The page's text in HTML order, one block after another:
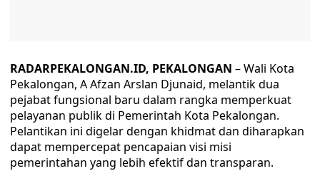
RADARPEKALONGAN.ID, PEKALONGAN – Wali Kota
Pekalongan, A Afzan Arslan Djunaid, melantik dua
pejabat fungsional baru dalam rangka memperkuat
pelayanan publik di Pemerintah Kota Pekalongan.
Pelantikan ini digelar dengan khidmat dan diharapkan
dapat mempercepat pencapaian visi misi
pemerintahan yang lebih efektif dan transparan.